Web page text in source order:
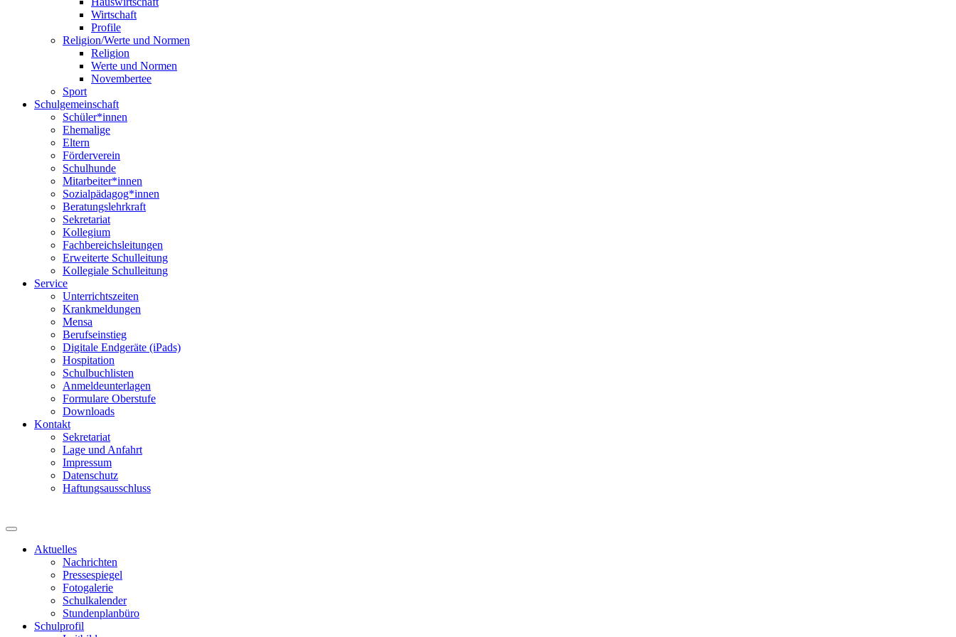
Wirtschaft
Profile
Religion/Werte und Normen
Religion
Werte und Normen
Novembertee
Sport
Schulgemeinschaft
Schüler*innen
Ehemalige
Eltern
Förderverein
Schulhunde
Mitarbeiter*innen
Sozialpädagog*innen
Beratungslehrkraft
Sekretariat
Kollegium
Fachbereichsleitungen
Erweiterte Schulleitung
Kollegiale Schulleitung
Service
Unterrichtszeiten
Krankmeldungen
Mensa
Berufseinstieg
Digitale Endgeräte (iPads)
Hospitation
Schulbuchlisten
Anmeldeunterlagen
Formulare Oberstufe
Downloads
Kontakt
Sekretariat
Lage und Anfahrt
Impressum
Datenschutz
Haftungsausschluss
Aktuelles
Nachrichten
Pressespiegel
Fotogalerie
Schulkalender
Stundenplanbüro
Schulprofil